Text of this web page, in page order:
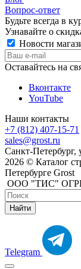
Вопрос-ответ
Будьте всегда в
Узнавайте о
Новости
Оставайтесь на
Вконтакте
YouTube
Наши контакты
+7 (812) 407-15-71
sales@grost.ru
Санкт-Петербург,
2026 © Каталог
Петербурге Grost
ООО "ТИС" ОГРН
Найти
Telegram